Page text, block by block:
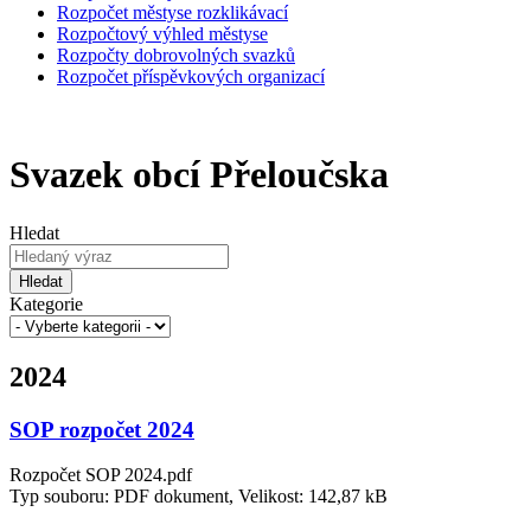
Rozpočet městyse rozklikávací
Rozpočtový výhled městyse
Rozpočty dobrovolných svazků
Rozpočet příspěvkových organizací
Svazek obcí Přeloučska
Hledat
Hledat
Kategorie
2024
SOP rozpočet 2024
Rozpočet SOP 2024.pdf
Typ souboru: PDF dokument, Velikost: 142,87 kB